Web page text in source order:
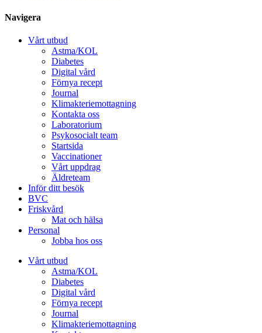
Navigera
Vårt utbud
Astma/KOL
Diabetes
Digital vård
Förnya recept
Journal
Klimakteriemottagning
Kontakta oss
Laboratorium
Psykosocialt team
Startsida
Vaccinationer
Vårt uppdrag
Äldreteam
Inför ditt besök
BVC
Friskvård
Mat och hälsa
Personal
Jobba hos oss
Vårt utbud
Astma/KOL
Diabetes
Digital vård
Förnya recept
Journal
Klimakteriemottagning